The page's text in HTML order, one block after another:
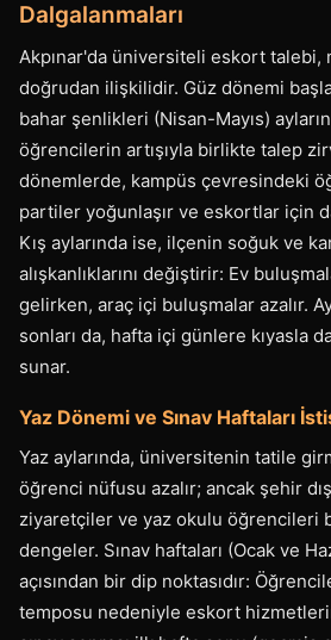
Dalgalanmaları
Akpınar'da üniversiteli eskort talebi,
doğrudan ilişkilidir. Güz dönemi
bahar şenlikleri (Nisan-Mayıs)
öğrencilerin artışıyla birlikte talep
dönemlerde, kampüs çevresindeki
partiler yoğunlaşır ve eskortlar için
Kış aylarında ise, ilçenin soğuk ve
alışkanlıklarını değiştirir: Ev
gelirken, araç içi buluşmalar azalır.
sonları da, hafta içi günlere kıyasla
sunar.
Yaz Dönemi ve Sınav Haftaları
Yaz aylarında, üniversitenin tatile
öğrenci nüfusu azalır; ancak şehir
ziyaretçiler ve yaz okulu öğrencileri
dengeler. Sınav haftaları (Ocak ve
açısından bir dip noktasıdır:
temposu nedeniyle eskort